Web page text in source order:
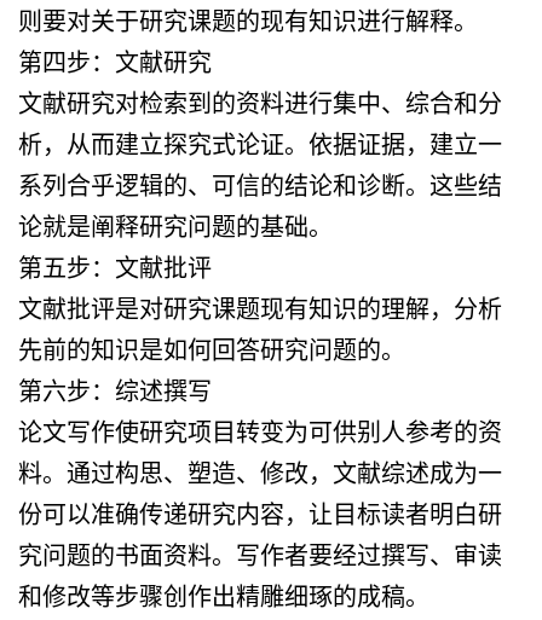
则要对关于研究课题的现有知识进行解释。
第四步：文献研究
文献研究对检索到的资料进行集中、综合和分
析，从而建立探究式论证。依据证据，建立一
系列合乎逻辑的、可信的结论和诊断。这些结
论就是阐释研究问题的基础。
第五步：文献批评
文献批评是对研究课题现有知识的理解，分析
先前的知识是如何回答研究问题的。
第六步：综述撰写
论文写作使研究项目转变为可供别人参考的资
料。通过构思、塑造、修改，文献综述成为一
份可以准确传递研究内容，让目标读者明白研
究问题的书面资料。写作者要经过撰写、审读
和修改等步骤创作出精雕细琢的成稿。